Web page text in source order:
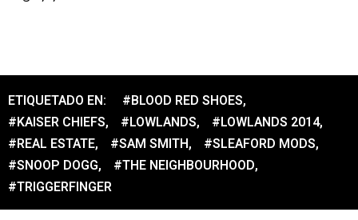
ETIQUETADO EN: #BLOOD RED SHOES,
#KAISER CHIEFS, #LOWLANDS, #LOWLANDS 2014,
#REAL ESTATE, #SAM SMITH, #SLEAFORD MODS,
#SNOOP DOGG, #THE NEIGHBOURHOOD,
#TRIGGERFINGER